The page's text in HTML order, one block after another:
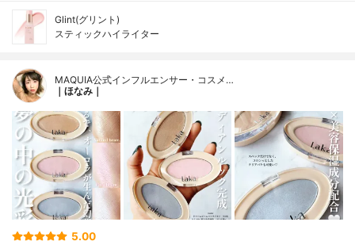
Glint(グリント)
スティックハイライター
MAQUIA公式インフルエンサー・コスメ…
｜ほなみ｜
5.00